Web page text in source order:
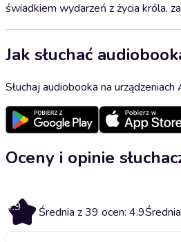
świadkiem wydarzeń z życia króla,
Jak słuchać
Słuchaj audiobooka na
Oceny i opinie
4.9 Średnia z 39 ocen: 4.9